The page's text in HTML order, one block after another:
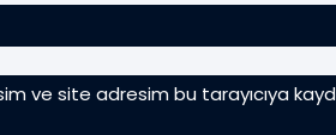
ve site adresim bu tarayıcıya